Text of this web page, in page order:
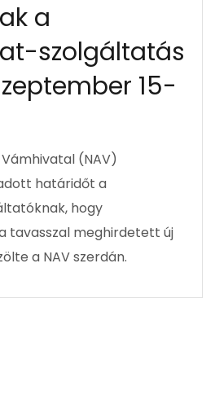
a
szolgáltatás
15-
(NAV)
határidőt a
hogy
tavasszal meghirdetett új
a NAV szerdán.